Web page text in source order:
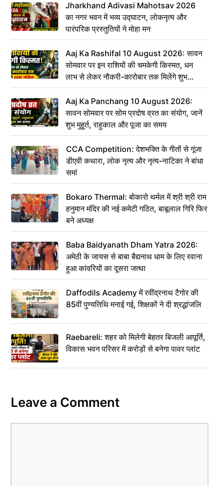
Jharkhand Adivasi Mahotsav 2026
का नगर भवन में भव्य उद्घाटन, लोकनृत्य और
पारंपरिक प्रस्तुतियों ने मोहा मन
Aaj Ka Rashifal 10 August 2026: सावन
सोमवार पर इन राशियों की चमकेगी किस्मत, धन
लाभ से लेकर नौकरी-कारोबार तक मिलेंगे शुभ
संकेत
Aaj Ka Panchang 10 August 2026:
सावन सोमवार पर सोम प्रदोष व्रत का संयोग, जानें
शुभ मुहूर्त, राहुकाल और पूजा का समय
CCA Competition: देशभक्ति के गीतों से गूंजा
डीएवी कथारा, लोक नृत्य और नृत्य-नाटिका ने बांधा
समां
Bokaro Thermal: बोकारो थर्मल में श्री श्री राम
हनुमान मंदिर की नई कमेटी गठित, बाबूलाल गिरि फिर
बने अध्यक्ष
Baba Baidyanath Dham Yatra 2026:
अमेठी के जायस से बाबा बैद्यनाथ धाम के लिए रवाना
हुआ कांवरियों का दूसरा जत्था
Daffodils Academy में रवींद्रनाथ टैगोर की
85वीं पुण्यतिथि मनाई गई, शिक्षकों ने दी श्रद्धांजलि
Raebareli: शहर को मिलेगी बेहतर बिजली आपूर्ति,
विकास भवन परिसर में करोड़ों से बनेगा पावर प्लांट
Leave a Comment